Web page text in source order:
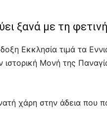
ξανά με τη
Εκκλησία τιμά τα
ιστορική Μονή της
χάρη στην άδεια που